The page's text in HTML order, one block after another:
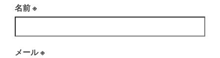
名前※
メール※